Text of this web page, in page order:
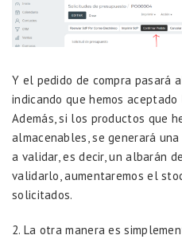
Y el pedido de compra pasará
indicando que hemos
Además, si los productos que
almacenables, se generará
a validar, es decir, un albarán
validarlo, aumentaremos el
solicitados.
2. La otra manera es